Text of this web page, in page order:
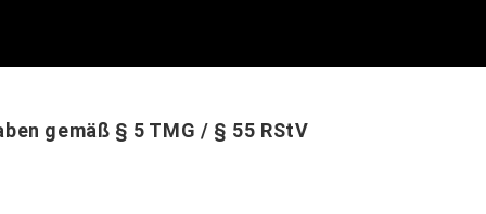
gemäß § 5 TMG / § 55 RStV